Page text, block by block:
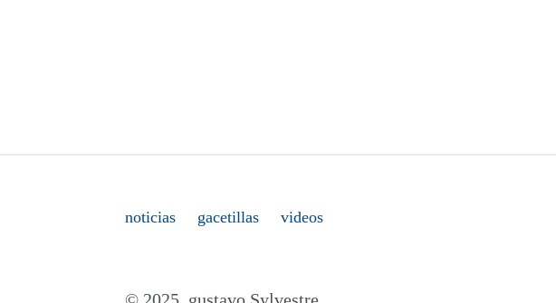
noticias gacetillas videos